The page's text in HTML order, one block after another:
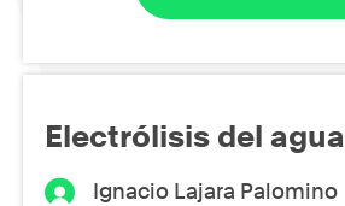
Electrólisis del agua
Ignacio Lajara Palomino